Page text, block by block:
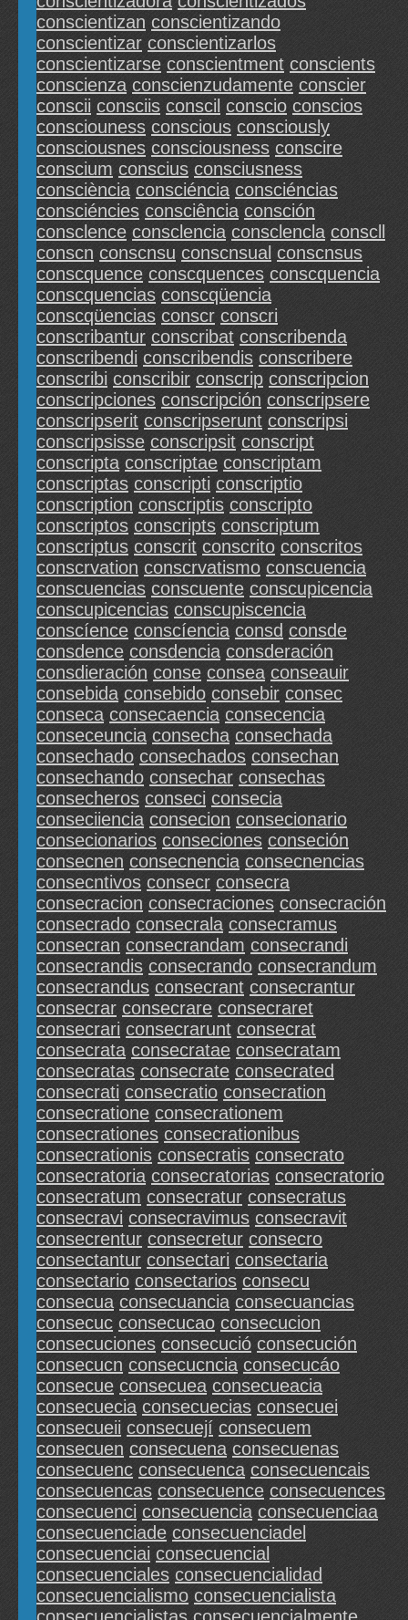
conscientizan conscientizando
conscientizar conscientizarlos
conscientizarse conscientment conscients
conscienza conscienzudamente conscier
conscii consciis conscil conscio conscios
consciouness conscious consciously
consciousnes consciousness conscire
conscium conscius consciusness
consciència consciéncia consciéncias
consciéncies consciência consción
consclence consclencia consclencla conscll
conscn conscnsu conscnsual conscnsus
conscquence conscquences conscquencia
conscquencias conscqüencia
conscqüencias conscr conscri
conscribantur conscribat conscribenda
conscribendi conscribendis conscribere
conscribi conscribir conscrip conscripcion
conscripciones conscripción conscripsere
conscripserit conscripserunt conscripsi
conscripsisse conscripsit conscript
conscripta conscriptae conscriptam
conscriptas conscripti conscriptio
conscription conscriptis conscripto
conscriptos conscripts conscriptum
conscriptus conscrit conscrito conscritos
conscrvation conscrvatismo conscuencia
conscuencias conscuente conscupicencia
conscupicencias conscupiscencia
conscíence conscíencia consd consde
consdence consdencia consderación
consdieración conse consea conseauir
consebida consebido consebir consec
conseca consecaencia consecencia
conseceuncia consecha consechada
consechado consechados consechan
consechando consechar consechas
consecheros conseci consecia
conseciiencia consecion consecionario
consecionarios conseciones conseción
consecnen consecnencia consecnencias
consecntivos consecr consecra
consecracion consecraciones consecración
consecrado consecrala consecramus
consecran consecrandam consecrandi
consecrandis consecrando consecrandum
consecrandus consecrant consecrantur
consecrar consecrare consecraret
consecrari consecrarunt consecrat
consecrata consecratae consecratam
consecratas consecrate consecrated
consecrati consecratio consecration
consecratione consecrationem
consecrationes consecrationibus
consecrationis consecratis consecrato
consecratoria consecratorias consecratorio
consecratum consecratur consecratus
consecravi consecravimus consecravit
consecrentur consecretur consecro
consectantur consectari consectaria
consectario consectarios consecu
consecua consecuancia consecuancias
consecuc consecucao consecucion
consecuciones consecució consecución
consecucn consecucncia consecucáo
consecue consecuea consecueacia
consecuecia consecuecias consecuei
consecueii consecuejí consecuem
consecuen consecuena consecuenas
consecuenc consecuenca consecuencais
consecuencas consecuence consecuences
consecuenci consecuencia consecuenciaa
consecuenciade consecuenciadel
consecuenciai consecuencial
consecuenciales consecuencialidad
consecuencialismo consecuencialista